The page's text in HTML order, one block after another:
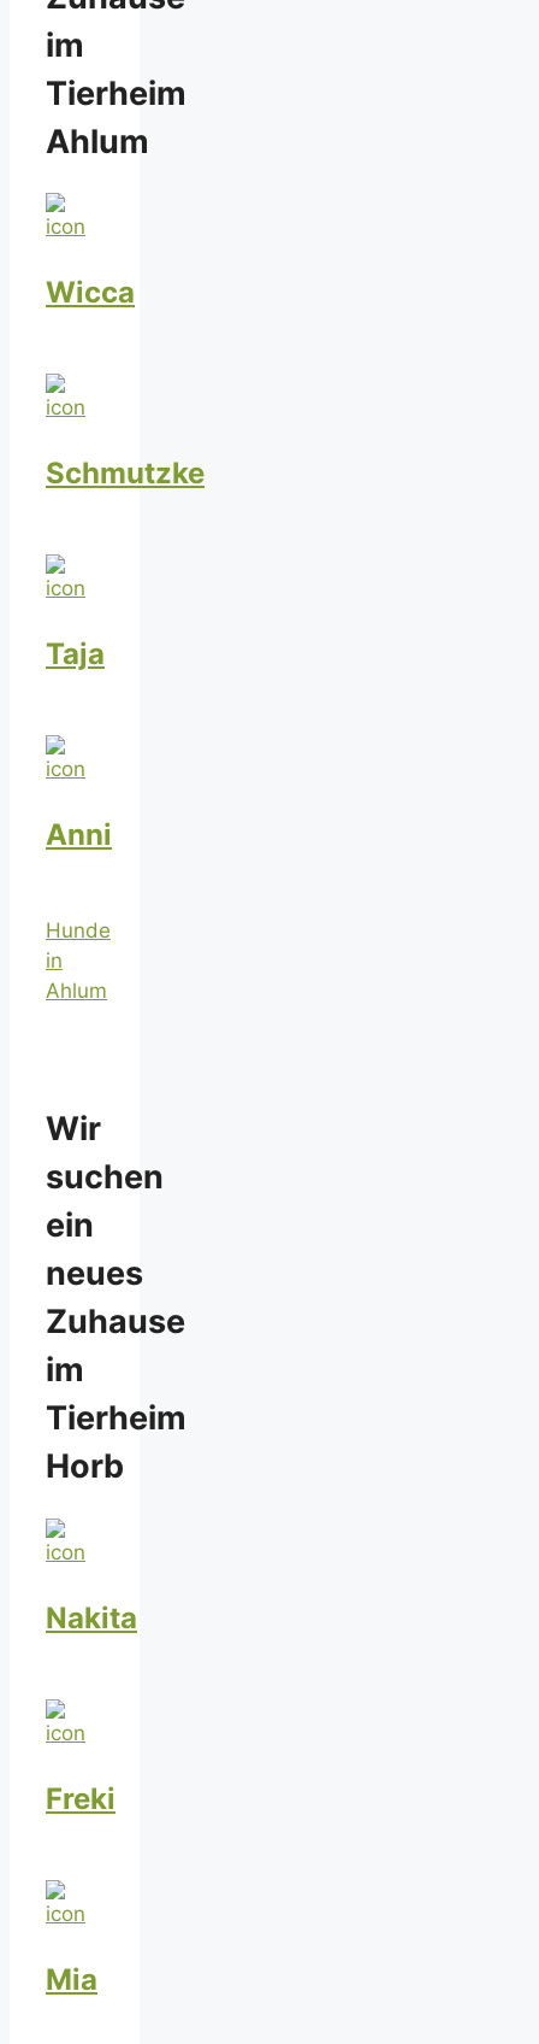
im
Tierheim
Ahlum
Wicca
Schmutzke
Taja
Anni
Hunde
in
Ahlum
Wir
suchen
ein
neues
Zuhause
im
Tierheim
Horb
Nakita
Freki
Mia